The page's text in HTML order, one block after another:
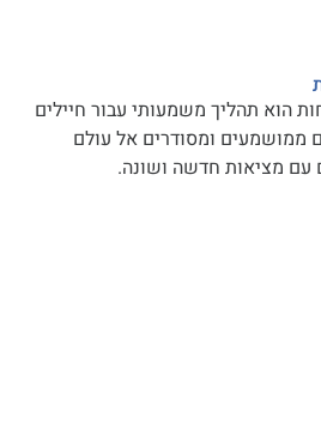
משמעותי עבור חיילים
ומסודרים אל עולם
חדשה ושונה.